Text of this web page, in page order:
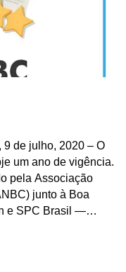
de julho, 2020 – O
um ano de vigência.
pela Associação
junto à Boa
e SPC Brasil —…